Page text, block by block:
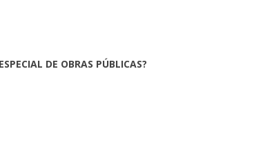
DE OBRAS PÚBLICAS?